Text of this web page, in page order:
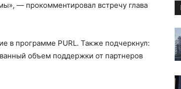
— прокомментировал встречу глава
в программе PURL. Также подчеркнул:
объем поддержки от партнеров